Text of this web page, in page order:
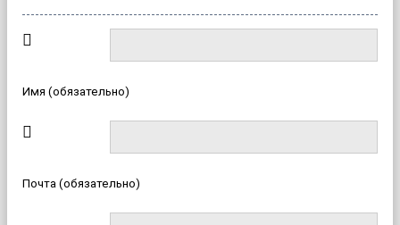
Имя (обязательно)
Почта (обязательно)